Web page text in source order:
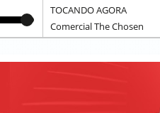
TOCANDO AGORA
Comercial The Chosen